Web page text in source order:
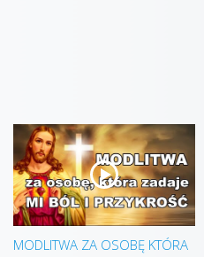
MODLITWA ZA OSOBĘ KTÓRA